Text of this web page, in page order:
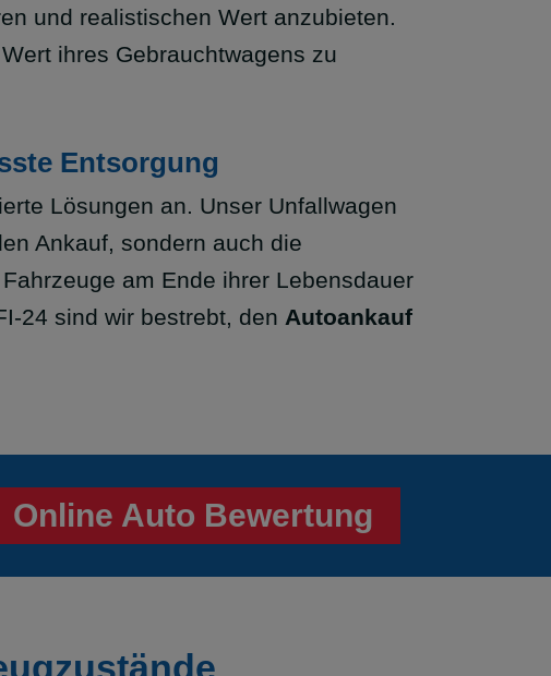
und realistischen Wert anzubieten.
ihres Gebrauchtwagens zu
Entsorgung
Lösungen an. Unser Unfallwagen
Ankauf, sondern auch die
am Ende ihrer Lebensdauer
24 sind wir bestrebt, den Autoankauf
Online Auto Bewertung